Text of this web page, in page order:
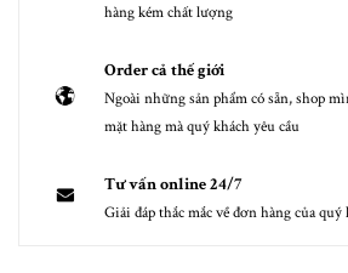
hàng kém chất lượng
Order cả thế giới
Ngoài những sản phẩm có sẵn, shop
mặt hàng mà quý khách yêu cầu
Tư vấn online 24/7
Giải đáp thắc mắc về đơn hàng của